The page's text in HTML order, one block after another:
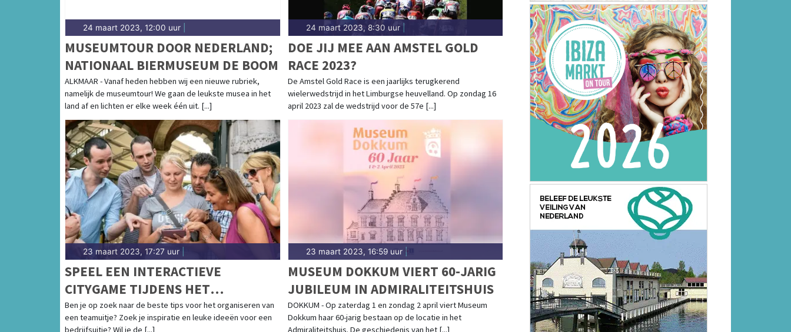
24 maart 2023, 12:00 uur
MUSEUMTOUR DOOR NEDERLAND;
NATIONAAL BIERMUSEUM DE BOOM
ALKMAAR - Vanaf heden hebben wij een nieuwe rubriek,
namelijk de museumtour! We gaan de leukste musea in het
land af en lichten er elke week één uit. [...]
24 maart 2023, 8:30 uur|
DOE JIJ MEE AAN AMSTEL GOLD
RACE 2023?
De Amstel Gold Race is een jaarlijks terugkerend
wielerwedstrijd in het Limburgse heuvelland. Op zondag 16
april 2023 zal de wedstrijd voor de 57e [...]
23 maart 2023, 17:27 uur
SPEEL EEN INTERACTIEVE
CITYGAME TIJDENS HET
PERSONEELSUITJE
Ben je op zoek naar de beste tips voor het organiseren van
een teamuitje? Zoek je inspiratie en leuke ideeën voor een
bedrijfsuitje? Wil je de [...]
23 maart 2023, 16:59 uur|
MUSEUM DOKKUM VIERT 60-JARIG
JUBILEUM IN ADMIRALITEITSHUIS
DOKKUM - Op zaterdag 1 en zondag 2 april viert Museum
Dokkum haar 60-jarig bestaan op de locatie in het
Admiraliteitshuis. De geschiedenis van het [...]